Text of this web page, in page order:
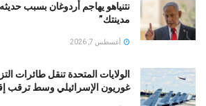
نتنياهو يهاجم أردوغان بسبب
مدينتك”
أغسطس 7, 2026
الولايات المتحدة تنقل طائرات
غوريون الإسرائيلي وسط ترقب